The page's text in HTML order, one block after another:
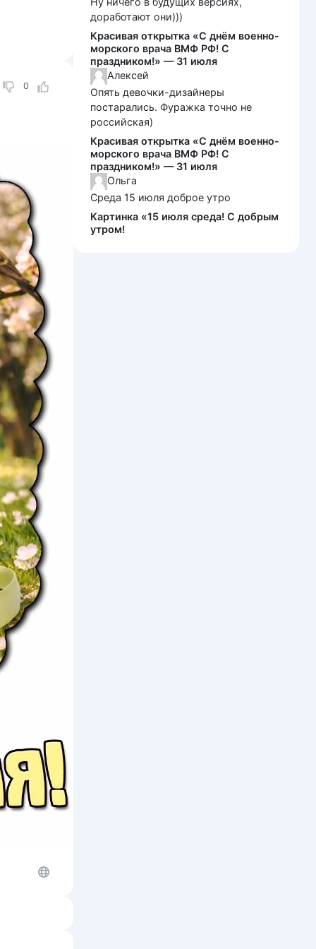
0
доработают они)))
Красивая открытка «С днём военно-
морского врача ВМФ РФ! С
праздником!» — 31 июля
Алексей
Опять девочки-дизайнеры
постарались. Фуражка точно не
российская)
Красивая открытка «С днём военно-
морского врача ВМФ РФ! С
праздником!» — 31 июля
Ольга
Среда 15 июля доброе утро
Картинка «15 июля среда! С добрым
утром!